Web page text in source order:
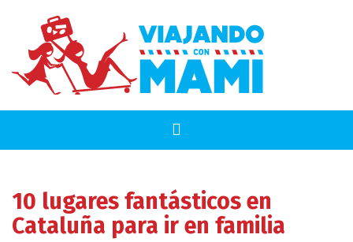
10 lugares fantásticos en
Cataluña para ir en familia